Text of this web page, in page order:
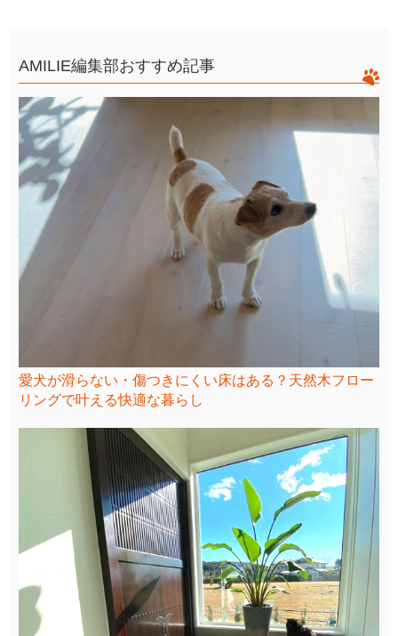
AMILIE編集部おすすめ記事
愛犬が滑らない・傷つきにくい床はある？天然木フロー
リングで叶える快適な暮らし